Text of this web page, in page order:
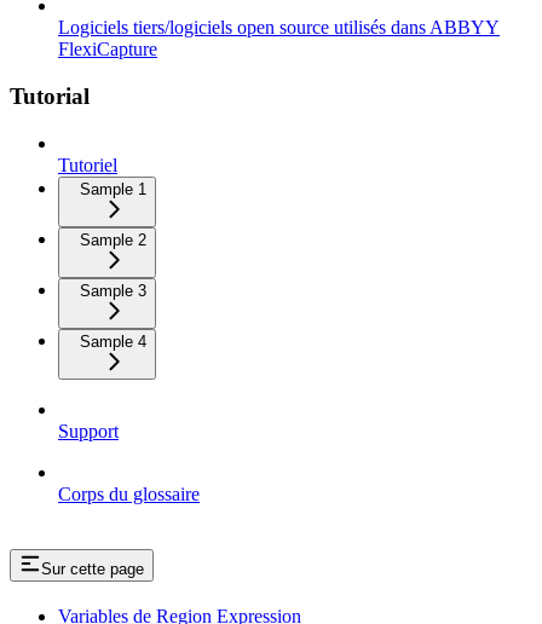
Logiciels tiers/logiciels open source utilisés dans ABBYY
FlexiCapture
Tutorial
Tutoriel
Sample 1
Sample 2
Sample 3
Sample 4
Support
Corps du glossaire
Sur cette page
Variables de Region Expression